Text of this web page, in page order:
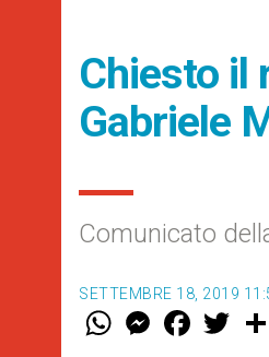
Chiesto il
Gabriele
Comunicato
SETTEMBRE 18, 2019
W M
e
F
a w